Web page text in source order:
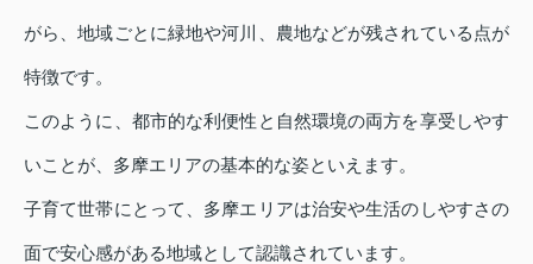
がら、地域ごとに緑地や河川、農地などが残されている点が
特徴です。
このように、都市的な利便性と自然環境の両方を享受しやす
いことが、多摩エリアの基本的な姿といえます。
子育て世帯にとって、多摩エリアは治安や生活のしやすさの
面で安心感がある地域として認識されています。